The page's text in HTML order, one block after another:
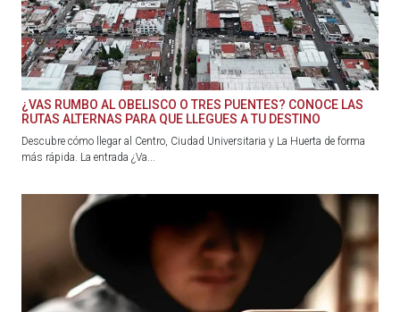
¿VAS RUMBO AL OBELISCO O TRES PUENTES? CONOCE LAS
RUTAS ALTERNAS PARA QUE LLEGUES A TU DESTINO
Descubre cómo llegar al Centro, Ciudad Universitaria y La Huerta de forma
más rápida. La entrada ¿Va...